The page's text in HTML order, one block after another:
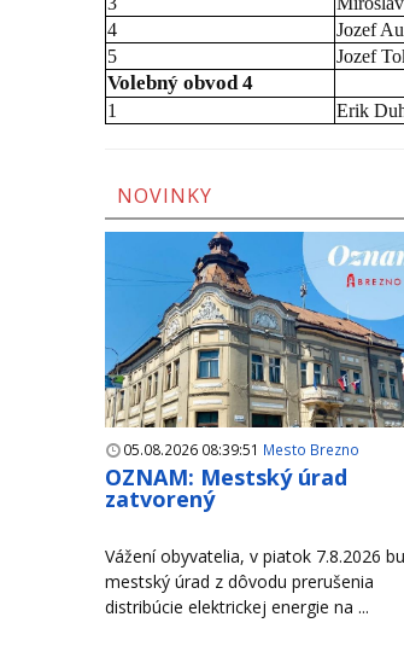
4
Jozef
5
Jozef
Volebný obvod 4
1 Erik
NOVINKY
05.08.2026 08:39:51 Mesto Brezno
OZNAM: Mestský úrad
zatvorený
Vážení obyvatelia, v piatok 7.8.2026
mestský úrad z dôvodu prerušenia
distribúcie elektrickej energie na ...